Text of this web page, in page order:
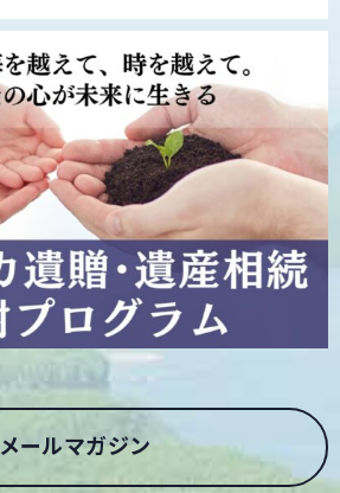
メールマガジン